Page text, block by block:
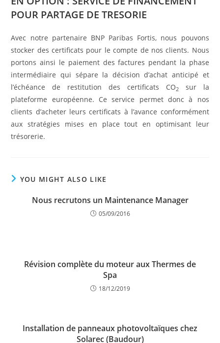
POUR PARTAGE DE TRESORIE
Avec notre partenaire BNP Paribas Fortis, nous pouvons
stocker des certificats pour le compte de nos clients. Nous
portons ainsi le paiement des factures pendant la phase
intermédiaire qui sépare la décision d’achat anticipé et
l’échéance de restitution des certificats CO2sur la
plateforme européenne. Ce service permet donc à nos
clients d’acheter leurs certificats à l’avance conformément
aux stratégies mises en place tout en optimisant leur
trésorerie.
YOU MIGHT ALSO LIKE
Nous recrutons un Maintenance Manager
05/09/2016
Révision complète du moteur aux Thermes de
Spa
18/12/2019
Installation de panneaux photovoltaïques chez
Solarec (Baudour)